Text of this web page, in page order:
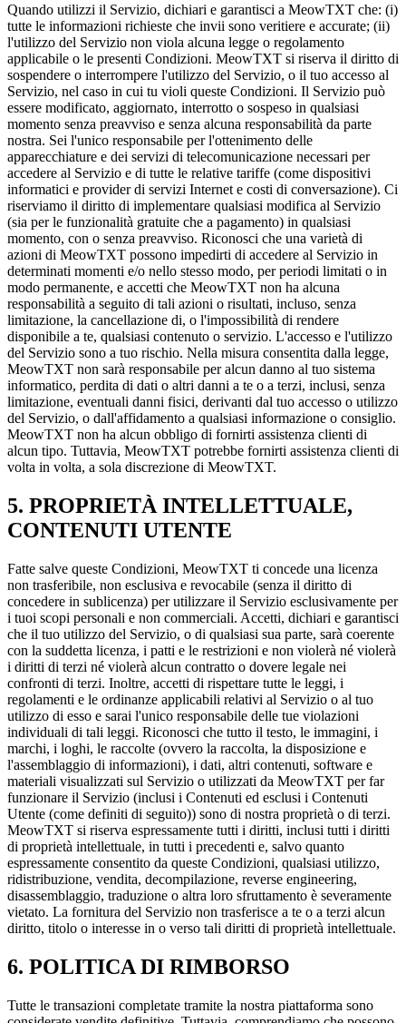
Quando utilizzi il Servizio, dichiari e garantisci a MeowTXT che: (i)
tutte le informazioni richieste che invii sono veritiere e accurate; (ii)
l'utilizzo del Servizio non viola alcuna legge o regolamento
applicabile o le presenti Condizioni. MeowTXT si riserva il diritto di
sospendere o interrompere l'utilizzo del Servizio, o il tuo accesso al
Servizio, nel caso in cui tu violi queste Condizioni. Il Servizio può
essere modificato, aggiornato, interrotto o sospeso in qualsiasi
momento senza preavviso e senza alcuna responsabilità da parte
nostra. Sei l'unico responsabile per l'ottenimento delle
apparecchiature e dei servizi di telecomunicazione necessari per
accedere al Servizio e di tutte le relative tariffe (come dispositivi
informatici e provider di servizi Internet e costi di conversazione). Ci
riserviamo il diritto di implementare qualsiasi modifica al Servizio
(sia per le funzionalità gratuite che a pagamento) in qualsiasi
momento, con o senza preavviso. Riconosci che una varietà di
azioni di MeowTXT possono impedirti di accedere al Servizio in
determinati momenti e/o nello stesso modo, per periodi limitati o in
modo permanente, e accetti che MeowTXT non ha alcuna
responsabilità a seguito di tali azioni o risultati, incluso, senza
limitazione, la cancellazione di, o l'impossibilità di rendere
disponibile a te, qualsiasi contenuto o servizio. L'accesso e l'utilizzo
del Servizio sono a tuo rischio. Nella misura consentita dalla legge,
MeowTXT non sarà responsabile per alcun danno al tuo sistema
informatico, perdita di dati o altri danni a te o a terzi, inclusi, senza
limitazione, eventuali danni fisici, derivanti dal tuo accesso o utilizzo
del Servizio, o dall'affidamento a qualsiasi informazione o consiglio.
MeowTXT non ha alcun obbligo di fornirti assistenza clienti di
alcun tipo. Tuttavia, MeowTXT potrebbe fornirti assistenza clienti di
volta in volta, a sola discrezione di MeowTXT.
5. PROPRIETÀ INTELLETTUALE,
CONTENUTI UTENTE
Fatte salve queste Condizioni, MeowTXT ti concede una licenza
non trasferibile, non esclusiva e revocabile (senza il diritto di
concedere in sublicenza) per utilizzare il Servizio esclusivamente per
i tuoi scopi personali e non commerciali. Accetti, dichiari e garantisci
che il tuo utilizzo del Servizio, o di qualsiasi sua parte, sarà coerente
con la suddetta licenza, i patti e le restrizioni e non violerà né violerà
i diritti di terzi né violerà alcun contratto o dovere legale nei
confronti di terzi. Inoltre, accetti di rispettare tutte le leggi, i
regolamenti e le ordinanze applicabili relativi al Servizio o al tuo
utilizzo di esso e sarai l'unico responsabile delle tue violazioni
individuali di tali leggi. Riconosci che tutto il testo, le immagini, i
marchi, i loghi, le raccolte (ovvero la raccolta, la disposizione e
l'assemblaggio di informazioni), i dati, altri contenuti, software e
materiali visualizzati sul Servizio o utilizzati da MeowTXT per far
funzionare il Servizio (inclusi i Contenuti ed esclusi i Contenuti
Utente (come definiti di seguito)) sono di nostra proprietà o di terzi.
MeowTXT si riserva espressamente tutti i diritti, inclusi tutti i diritti
di proprietà intellettuale, in tutti i precedenti e, salvo quanto
espressamente consentito da queste Condizioni, qualsiasi utilizzo,
ridistribuzione, vendita, decompilazione, reverse engineering,
disassemblaggio, traduzione o altra loro sfruttamento è severamente
vietato. La fornitura del Servizio non trasferisce a te o a terzi alcun
diritto, titolo o interesse in o verso tali diritti di proprietà intellettuale.
6. POLITICA DI RIMBORSO
Tutte le transazioni completate tramite la nostra piattaforma sono